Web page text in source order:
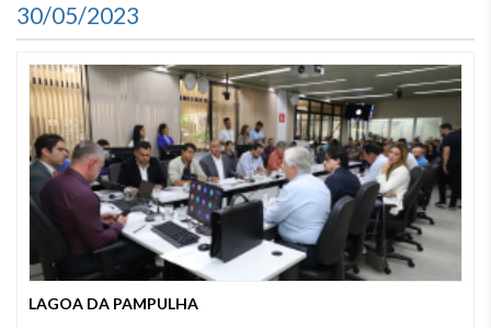
30/05/2023
LAGOA DA PAMPULHA